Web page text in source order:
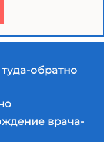
обратно
врача-